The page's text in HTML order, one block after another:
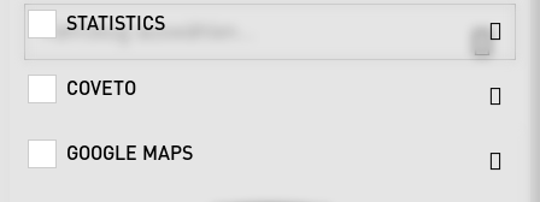
STATISTICS
COVETO
GOOGLE MAPS